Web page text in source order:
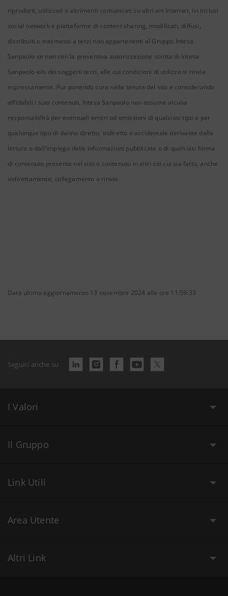
riprodotti, utilizzati o altrimenti comunicati su altri siti Internet, ivi inclusi
social network e piattaforme di content sharing, modificati, diffusi,
distribuiti o trasmessi a terzi non appartenenti al Gruppo Intesa
Sanpaolo se non con la preventiva autorizzazione scritta di Intesa
Sanpaolo e/o dei soggetti terzi, alle cui condizioni di utilizzo si rinvia
espressamente. Pur ponendo cura nella tenuta del sito e considerando
affidabili i suoi contenuti, Intesa Sanpaolo non assume alcuna
responsabilità per eventuali errori od omissioni di qualsiasi tipo e per
qualunque tipo di danno diretto, indiretto o accidentale derivante dalla
lettura o dall'impiego delle informazioni pubblicate o di qualsiasi forma
di contenuto presente nel sito o contenuto in altri siti cui sia fatto, anche
indirettamente, collegamento o rinvio.
Data ultimo aggiornamento 13 novembre 2024 alle ore 11:59:33
Seguici anche su
I Valori
Il Gruppo
Link Utili
Area Utente
Altri Link